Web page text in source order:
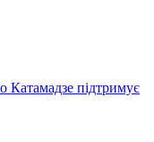
Катамадзе підтримує